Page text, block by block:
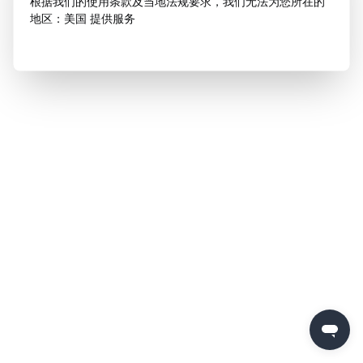
地区：美国 提供服务